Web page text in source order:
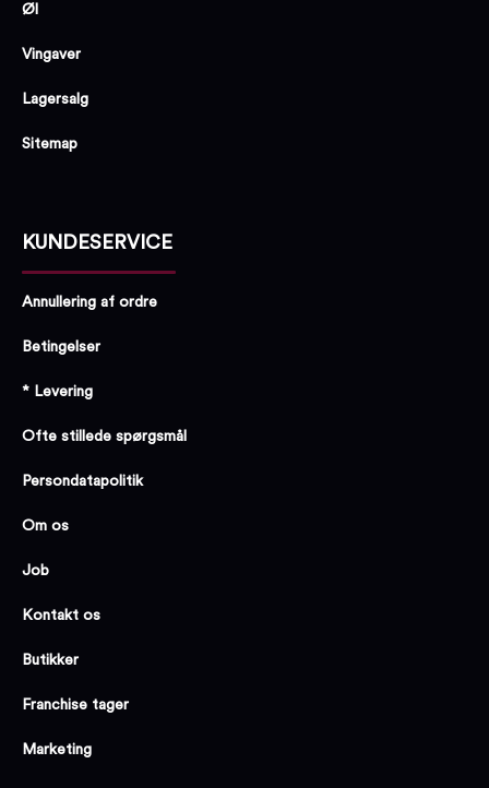
Øl
Vingaver
Lagersalg
Sitemap
KUNDESERVICE
Annullering af ordre
Betingelser
* Levering
Ofte stillede spørgsmål
Persondatapolitik
Om os
Job
Kontakt os
Butikker
Franchise tager
Marketing